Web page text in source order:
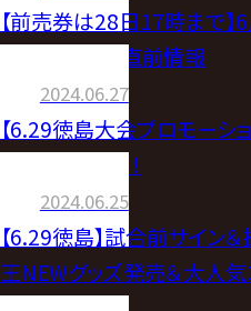
【前売券は28日17時まで】
アリーナ大会直前情報
2024.06.27
【6.29徳島大会プロモーシ
ィア出演情報！！
2024.06.25
【6.29徳島】試合前サイン
王NEWグッズ発売＆大人